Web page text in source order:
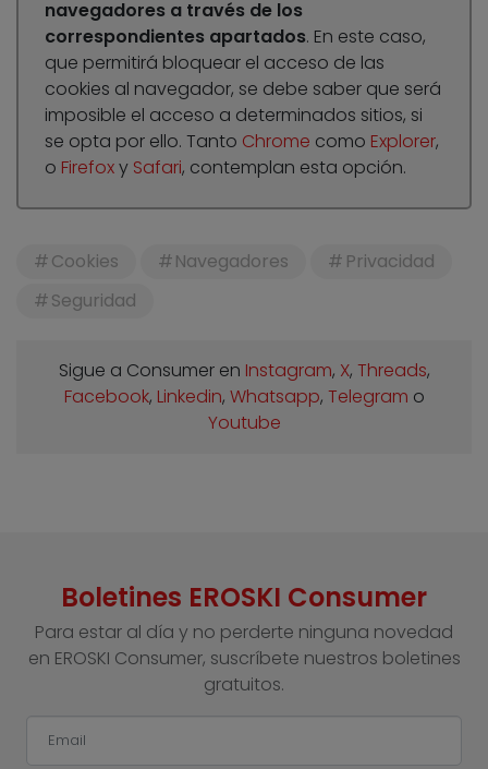
navegadores a través de los
correspondientes apartados. En este caso,
que permitirá bloquear el acceso de las
cookies al navegador, se debe saber que será
imposible el acceso a determinados sitios, si
se opta por ello. Tanto Chrome como Explorer,
o Firefoxy Safari, contemplan esta opción.
Cookies Navegadores
Privacidad
Seguridad
Sigue a Consumer en Instagram, X, Threads,
Facebook, Linkedin, Whatsapp, Telegram o
Youtube
Boletines EROSKI Consumer
Para estar al día y no perderte ninguna novedad
en EROSKI Consumer, suscríbete nuestros boletines
gratuitos.